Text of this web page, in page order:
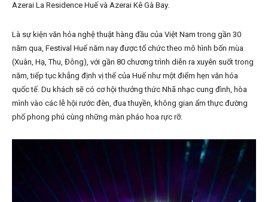
Azerai La Residence Huế và Azerai Kê Gà Bay.
Là sự kiện văn hóa nghệ thuật hàng đầu của Việt Nam trong gần 30
năm qua, Festival Huế năm nay được tổ chức theo mô hình bốn mùa
(Xuân, Hạ, Thu, Đông), với gần 80 chương trình diễn ra xuyên suốt trong
năm, tiếp tục khẳng định vị thế của Huế như một điểm hẹn văn hóa
quốc tế. Du khách sẽ có cơ hội thưởng thức Nhã nhạc cung đình, hòa
mình vào các lễ hội rước đèn, đua thuyền, không gian ẩm thực đường
phố phong phú cùng những màn pháo hoa rực rỡ.